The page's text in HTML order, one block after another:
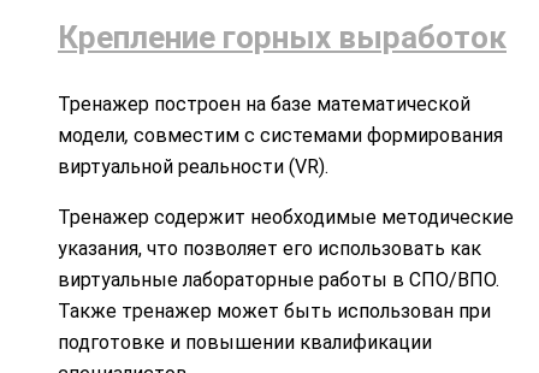
Крепление горных выработок
Тренажер построен на базе математической
модели, совместим с системами формирования
виртуальной реальности (VR).
Тренажер содержит необходимые методические
указания, что позволяет его использовать как
виртуальные лабораторные работы в СПО/ВПО.
Также тренажер может быть использован при
подготовке и повышении квалификации